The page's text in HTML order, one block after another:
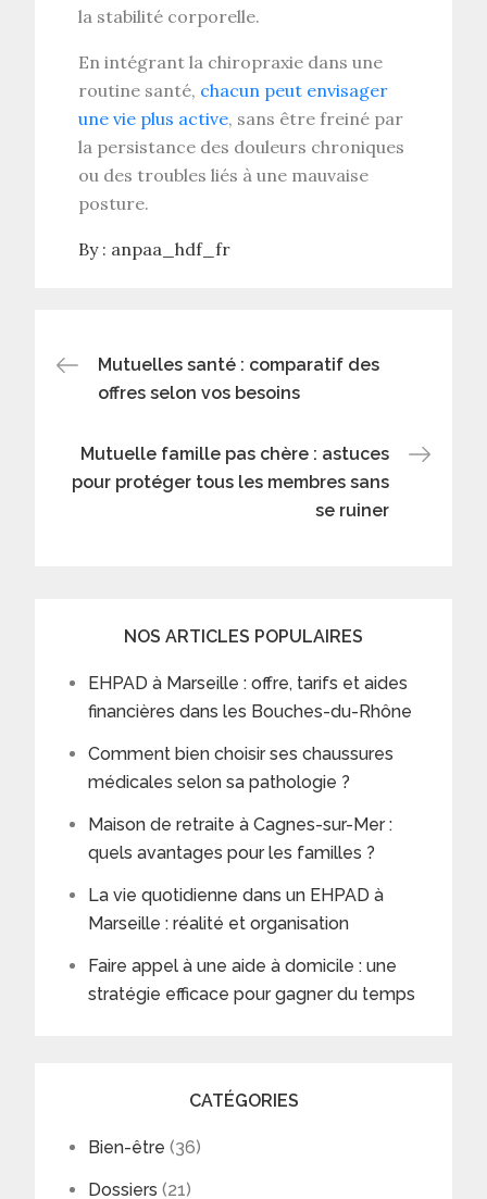
la stabilité corporelle.
En intégrant la chiropraxie dans une
routine santé, chacun peut envisager
une vie plus active, sans être freiné par
la persistance des douleurs chroniques
ou des troubles liés à une mauvaise
posture.
By : anpaa_hdf_fr
Post
Mutuelles santé : comparatif des
offres selon vos besoins
Mutuelle famille pas chère : astuces
pour protéger tous les membres sans
se ruiner
NOS ARTICLES POPULAIRES
EHPAD à Marseille : offre, tarifs et aides
financières dans les Bouches-du-Rhône
Comment bien choisir ses chaussures
médicales selon sa pathologie ?
Maison de retraite à Cagnes-sur-Mer :
quels avantages pour les familles ?
La vie quotidienne dans un EHPAD à
Marseille : réalité et organisation
Faire appel à une aide à domicile : une
stratégie efficace pour gagner du temps
CATÉGORIES
Bien-être (36)
Dossiers (21)